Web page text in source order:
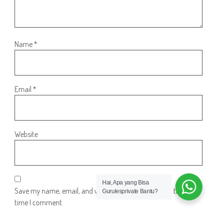
Name*
Email *
Website
Save my name, email, and website in this browser for the next
time I comment.
Hai, Apa yang Bisa
Gurulesprivate Bantu?